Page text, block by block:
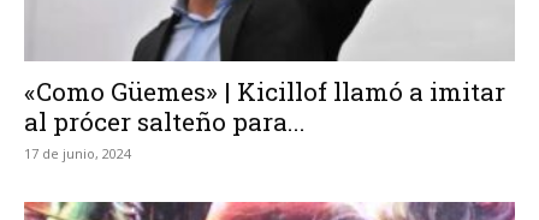
«Como Güemes» | Kicillof llamó a imitar
al prócer salteño para...
17 de junio, 2024